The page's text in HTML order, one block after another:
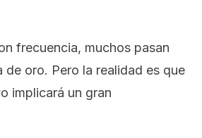
frecuencia, muchos pasan
de oro. Pero la realidad es que
implicará un gran